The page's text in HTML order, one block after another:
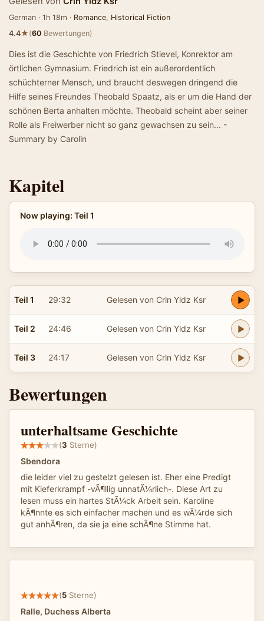
German · 1h 18m · Romance, Historical Fiction
4.4★(60 Bewertungen)
Dies ist die Geschichte von Friedrich Stievel, Konrektor am
örtlichen Gymnasium. Friedrich ist ein außerordentlich
schüchterner Mensch, und braucht deswegen dringend die
Hilfe seines Freundes Theobald Spaatz, als er um die Hand der
schönen Berta anhalten möchte. Theobald scheint aber seiner
Rolle als Freiwerber nicht so ganz gewachsen zu sein... -
Summary by Carolin
Kapitel
Now playing: Teil 1
Teil 1 29:32 Gelesen von Crln Yldz Ksr
Teil 2 24:46 Gelesen von Crln Yldz Ksr
Teil 3 24:17 Gelesen von Crln Yldz Ksr
Bewertungen
unterhaltsame Geschichte
(3 Sterne)
Sbendora
die leider viel zu gestelzt gelesen ist. Eher eine Predigt
mit Kieferkrampf -vÃ¶llig unnatÃ¼rlich-. Diese Art zu
lesen muss ein hartes StÃ¼ck Arbeit sein. Karoline
kÃ¶nnte es sich einfacher machen und es wÃ¼rde sich
gut anhÃ¶ren, da sie ja eine schÃ¶ne Stimme hat.
(5 Sterne)
Ralle, Duchess Alberta